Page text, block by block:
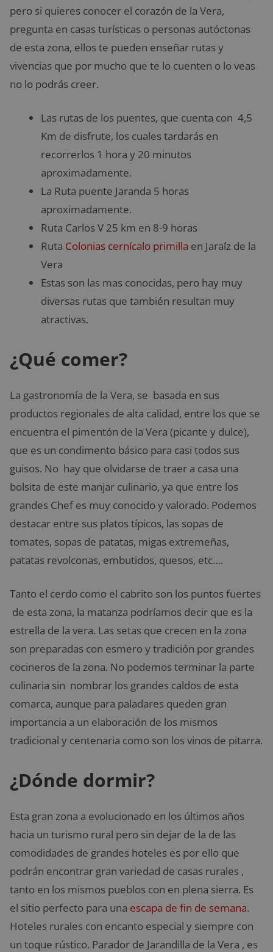
pero si quieres conocer el corazón de la Vera,
pregunta en casas turísticas o personas autóctonas
de esta zona, ellos te pueden enseñar rutas y
vivencias que por mucho que te lo cuenten o lo veas
no lo podrás creer.
Las rutas de los puentes, que cuenta con 4,5
Km de disfrute, los cuales tardarás en
recorrerlos 1 hora y 20 minutos
aproximadamente.
La Ruta puente Jaranda 5 horas
aproximadamente.
Ruta Carlos V 25 km en 8-9 horas
Ruta Colonias cernícalo primilla en Jaraíz de la
Vera
Estas son las mas conocidas, pero hay muy
diversas rutas que también resultan muy
atractivas.
¿Qué comer?
La gastronomía de la Vera, se basada en sus
productos regionales de alta calidad, entre los que se
encuentra el pimentón de la Vera (picante y dulce),
que es un condimento básico para casi todos sus
guisos. No hay que olvidarse de traer a casa una
bolsita de este manjar culinario, ya que entre los
grandes Chef es muy conocido y valorado. Podemos
destacar entre sus platos típicos, las sopas de
tomates, sopas de patatas, migas extremeñas,
patatas revolconas, embutidos, quesos, etc….
Tanto el cerdo como el cabrito son los puntos fuertes
de esta zona, la matanza podríamos decir que es la
estrella de la vera. Las setas que crecen en la zona
son preparadas con esmero y tradición por grandes
cocineros de la zona. No podemos terminar la parte
culinaria sin nombrar los grandes caldos de esta
comarca, aunque para paladares queden gran
importancia a un elaboración de los mismos
tradicional y centenaria como son los vinos de pitarra.
¿Dónde dormir?
Esta gran zona a evolucionado en los últimos años
hacia un turismo rural pero sin dejar de la de las
comodidades de grandes hoteles es por ello que
podrán encontrar gran variedad de casas rurales ,
tanto en los mismos pueblos con en plena sierra. Es
el sitio perfecto para una escapa de fin de semana.
Hoteles rurales con encanto especial y siempre con
un toque rústico. Parador de Jarandilla de la Vera , es